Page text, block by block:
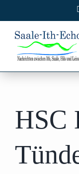
Inhalt
springen
HSC